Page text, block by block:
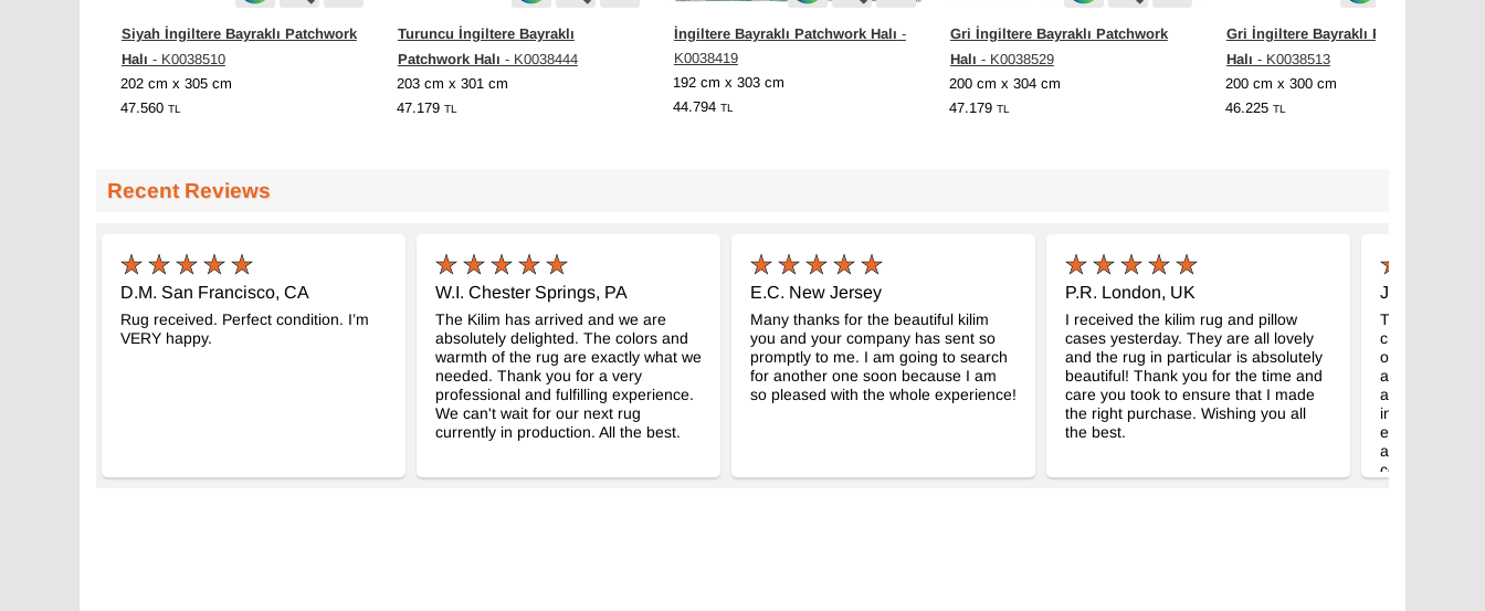
Siyah İngiltere Bayraklı Patchwork
Halı - K0038510
202 cm x 305 cm
47.560 TL
Turuncu İngiltere Bayraklı
Patchwork Halı - K0038444
203 cm x 301 cm
47.179 TL
İngiltere Bayraklı Patchwork Halı -
K0038419
192 cm x 303 cm
44.794 TL
Gri İngiltere Bayraklı Patchwork
Halı - K0038529
200 cm x 304 cm
47.179 TL
Gri İngiltere Bayraklı Patchwork
Halı - K0038513
200 cm x 300 cm
46.225 TL
Recent Reviews
D.M. San Francisco, CA
Rug received. Perfect condition. I’m
VERY happy.
W.I. Chester Springs, PA
The Kilim has arrived and we are
absolutely delighted. The colors and
warmth of the rug are exactly what we
needed. Thank you for a very
professional and fulfilling experience.
We can't wait for our next rug
currently in production. All the best.
E.C. New Jersey
Many thanks for the beautiful kilim
you and your company has sent so
promptly to me. I am going to search
for another one soon because I am
so pleased with the whole experience!
P.R. London, UK
I received the kilim rug and pillow
cases yesterday. They are all lovely
and the rug in particular is absolutely
beautiful! Thank you for the time and
care you took to ensure that I made
the right purchase. Wishing you all
the best.
J.D.
The kilim
created a lot
office. I
attached the
about 12
in my office
everyone
addition to
conversation-